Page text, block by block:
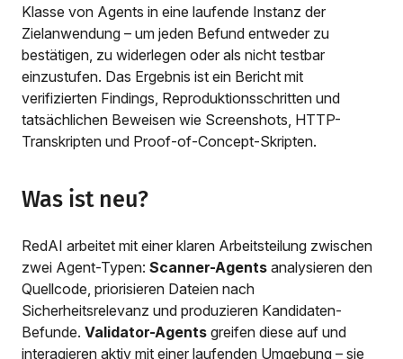
Klasse von Agents in eine laufende Instanz der
Zielanwendung – um jeden Befund entweder zu
bestätigen, zu widerlegen oder als nicht testbar
einzustufen. Das Ergebnis ist ein Bericht mit
verifizierten Findings, Reproduktionsschritten und
tatsächlichen Beweisen wie Screenshots, HTTP-
Transkripten und Proof-of-Concept-Skripten.
Was ist neu?
RedAI arbeitet mit einer klaren Arbeitsteilung zwischen
zwei Agent-Typen: Scanner-Agents analysieren den
Quellcode, priorisieren Dateien nach
Sicherheitsrelevanz und produzieren Kandidaten-
Befunde. Validator-Agents greifen diese auf und
interagieren aktiv mit einer laufenden Umgebung – sie